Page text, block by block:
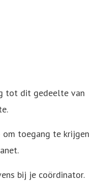
tot dit gedeelte van
om toegang te krijgen
bij je coördinator.